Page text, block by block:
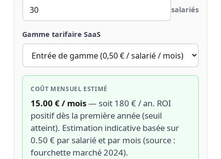
salariés
Gamme tarifaire SaaS
COÛT MENSUEL ESTIMÉ
15.00 € / mois— soit 180 € / an. ROI
positif dès la première année (seuil
atteint). Estimation indicative basée sur
0.50 € par salarié et par mois (source :
fourchette marché 2024).